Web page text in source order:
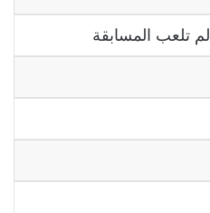
لم تلعب المسابقة